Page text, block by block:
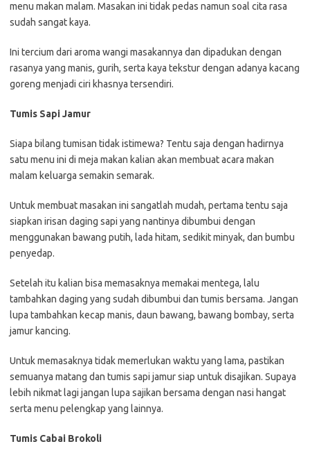
menu makan malam. Masakan ini tidak pedas namun soal cita rasa
sudah sangat kaya.
Ini tercium dari aroma wangi masakannya dan dipadukan dengan
rasanya yang manis, gurih, serta kaya tekstur dengan adanya kacang
goreng menjadi ciri khasnya tersendiri.
Tumis Sapi Jamur
Siapa bilang tumisan tidak istimewa? Tentu saja dengan hadirnya
satu menu ini di meja makan kalian akan membuat acara makan
malam keluarga semakin semarak.
Untuk membuat masakan ini sangatlah mudah, pertama tentu saja
siapkan irisan daging sapi yang nantinya dibumbui dengan
menggunakan bawang putih, lada hitam, sedikit minyak, dan bumbu
penyedap.
Setelah itu kalian bisa memasaknya memakai mentega, lalu
tambahkan daging yang sudah dibumbui dan tumis bersama. Jangan
lupa tambahkan kecap manis, daun bawang, bawang bombay, serta
jamur kancing.
Untuk memasaknya tidak memerlukan waktu yang lama, pastikan
semuanya matang dan tumis sapi jamur siap untuk disajikan. Supaya
lebih nikmat lagi jangan lupa sajikan bersama dengan nasi hangat
serta menu pelengkap yang lainnya.
Tumis Cabai Brokoli